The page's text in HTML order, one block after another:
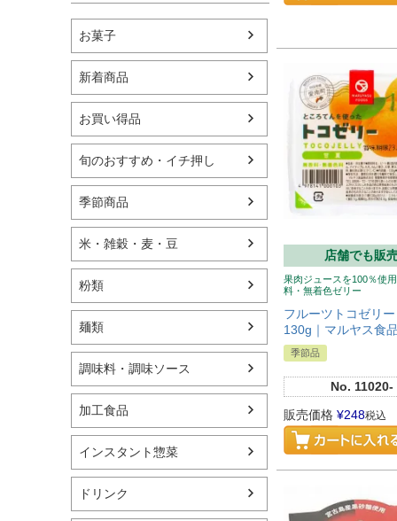
お菓子
新着商品
お買い得品
旬のおすすめ・イチ押し
季節商品
米・雑穀・麦・豆
粉類
麺類
調味料・調味ソース
加工食品
インスタント惣菜
ドリンク
店舗でも販
果肉ジュースを100％使
料・無着色ゼリー
フルーツトコゼリ
130g｜マルヤス食
季節品
No. 11020-
販売価格 ¥248税込